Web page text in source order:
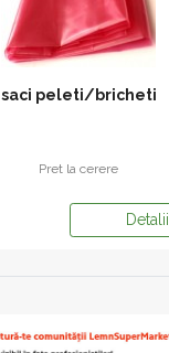
saci peleti/bricheti
Pret la cerere
Detalii